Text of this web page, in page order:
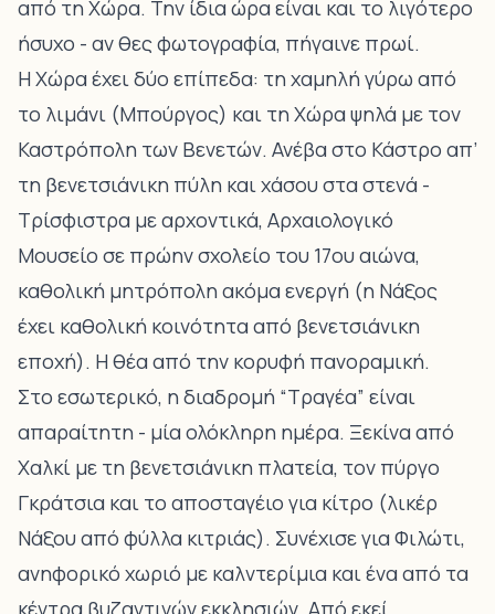
από τη Χώρα. Την ίδια ώρα είναι και το λιγότερο
ήσυχο - αν θες φωτογραφία, πήγαινε πρωί.
Η Χώρα έχει δύο επίπεδα: τη χαμηλή γύρω από
το λιμάνι (Μπούργος) και τη Χώρα ψηλά με τον
Καστρόπολη των Βενετών. Ανέβα στο Κάστρο απ’
τη βενετσιάνικη πύλη και χάσου στα στενά -
Τρίσφιστρα με αρχοντικά, Αρχαιολογικό
Μουσείο σε πρώην σχολείο του 17ου αιώνα,
καθολική μητρόπολη ακόμα ενεργή (η Νάξος
έχει καθολική κοινότητα από βενετσιάνικη
εποχή). Η θέα από την κορυφή πανοραμική.
Στο εσωτερικό, η διαδρομή “Τραγέα” είναι
απαραίτητη - μία ολόκληρη ημέρα. Ξεκίνα από
Χαλκί με τη βενετσιάνικη πλατεία, τον πύργο
Γκράτσια και το αποσταγέιο για κίτρο (λικέρ
Νάξου από φύλλα κιτριάς). Συνέχισε για Φιλώτι,
ανηφορικό χωριό με καλντερίμια και ένα από τα
κέντρα βυζαντινών εκκλησιών. Από εκεί